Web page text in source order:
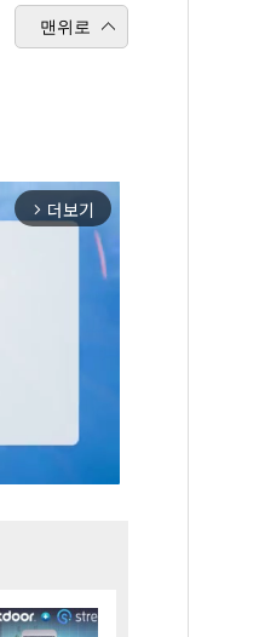
맨위로
arrow_forward_ios 더보기